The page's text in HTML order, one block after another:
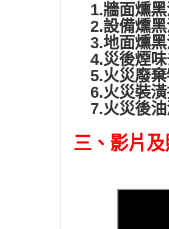
1.牆面燻黑
2.設備燻黑
3.地面燻黑
4.災後煙味
5.火災廢棄
6.火災裝潢
7.火災後油
三、影片